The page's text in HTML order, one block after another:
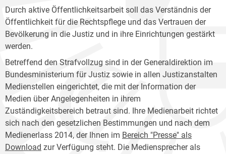
Durch aktive Öffentlichkeitsarbeit soll das Verständnis der
Öffentlichkeit für die Rechtspflege und das Vertrauen der
Bevölkerung in die Justiz und in ihre Einrichtungen gestärkt
werden.
Betreffend den Strafvollzug sind in der Generaldirektion im
Bundesministerium für Justiz sowie in allen Justizanstalten
Medienstellen eingerichtet, die mit der Information der
Medien über Angelegenheiten in ihrem
Zuständigkeitsbereich betraut sind. Ihre Medienarbeit richtet
sich nach den gesetzlichen Bestimmungen und nach dem
Medienerlass 2014, der Ihnen im Bereich "Presse" als
Download zur Verfügung steht. Die Mediensprecher als